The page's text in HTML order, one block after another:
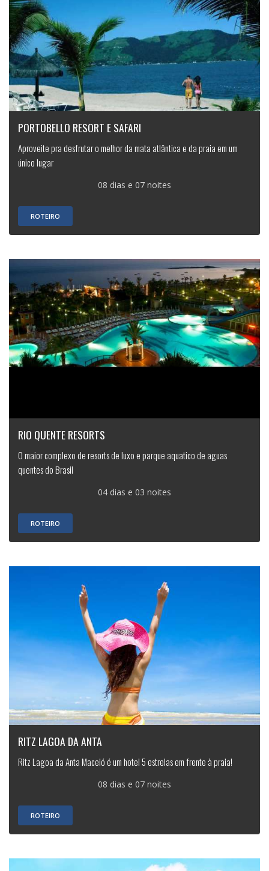
PORTOBELLO RESORT E SAFARI
Aproveite pra desfrutar o melhor da mata atlântica e da praia em um
único lugar
08 dias e 07 noites
ROTEIRO
RIO QUENTE RESORTS
O maior complexo de resorts de luxo e parque aquatico de aguas
quentes do Brasil
04 dias e 03 noites
ROTEIRO
RITZ LAGOA DA ANTA
Ritz Lagoa da Anta Maceió é um hotel 5 estrelas em frente à praia!
08 dias e 07 noites
ROTEIRO